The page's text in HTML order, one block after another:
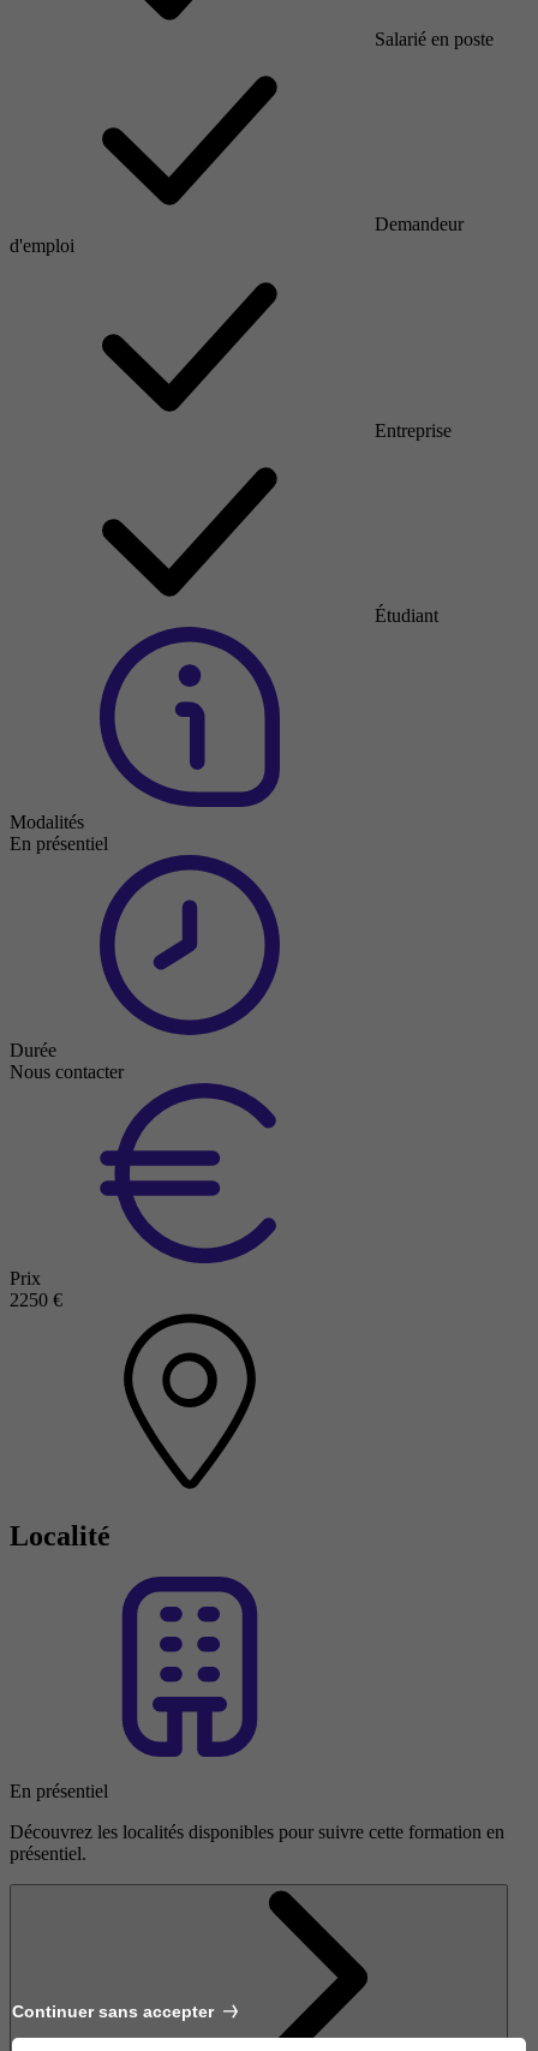
Salarié en poste
Demandeur
d'emploi
Entreprise
Étudiant
Modalités
En présentiel
Durée
Nous contacter
Prix
2250 €
Localité
En présentiel
Découvrez les localités disponibles pour suivre cette formation en
présentiel.
Continuer sans accepter